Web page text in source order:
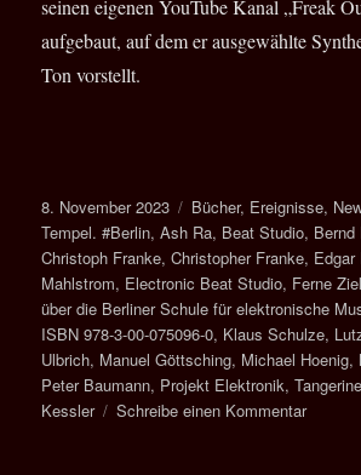
seinen eigenen YouTube Kanal „Freak
aufgebaut, auf dem er ausgewählte
Ton vorstellt.
Veröffentlicht
am
8. November 2023 Kategorien
Bücher, Ereignisse,
Tempel. #Berlin,Ash Ra, Beat Studio, Bernd
Christoph Franke,Christopher Franke, Edgar
Mahlstrom, Electronic Beat Studio, Ferne
über die Berliner Schule für elektronische
ISBN 978-3-00-075096-0, Klaus Schulze,
Ulbrich, Manuel Göttsching, Michael Hoenig,
Peter Baumann, Projekt Elektronik,
Kessler
Schreibe einen Kommentarzu